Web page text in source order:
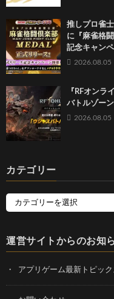
推しプロ雀
に『麻雀格
記念キャン
2026.08.05
『RFオンラ
バトルゾー
2026.08.05
カテゴリー
運営サイトからのお知
アプリゲーム最新トピック